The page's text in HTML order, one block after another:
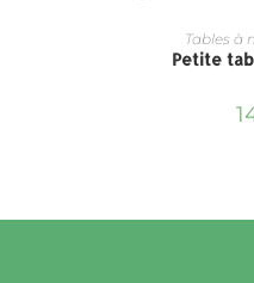
Tables à
Petite